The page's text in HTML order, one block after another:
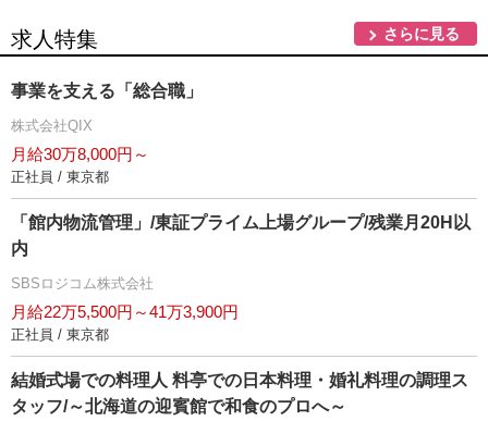
求人特集 さらに見る
事業を支える「総合職」
株式会社QIX
月給30万8,000円～
正社員 / 東京都
「館内物流管理」/東証プライム上場グループ/残業月20H以
内
SBSロジコム株式会社
月給22万5,500円～41万3,900円
正社員 / 東京都
結婚式場での料理人 料亭での日本料理・婚礼料理の調理ス
タッフ/～北海道の迎賓館で和食のプロへ～